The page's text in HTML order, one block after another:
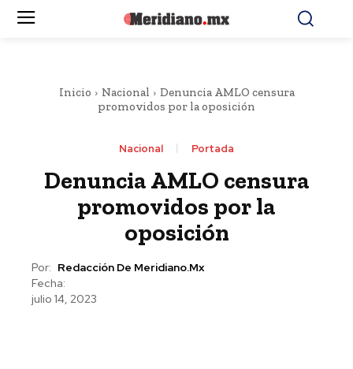
Inicio Nacional
Denuncia AMLO censura
promovidos por la oposición
Nacional Portada
Denuncia AMLO censura
promovidos por la
oposición
Por: Redacción De Meridiano.mx
Fecha:
julio 14, 2023